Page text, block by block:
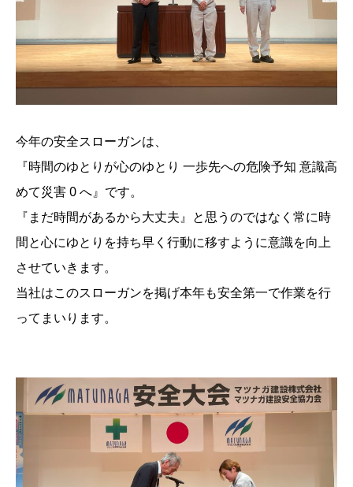
今年の安全スローガンは、
『時間のゆとりが心のゆとり 一歩先への危険予知 意識高
めて災害 0 へ』です。
『まだ時間があるから大丈夫』と思うのではなく常に時
間と心にゆとりを持ち早く行動に移すように意識を向上
させていきます。
当社はこのスローガンを掲げ本年も安全第一で作業を行
ってまいります。